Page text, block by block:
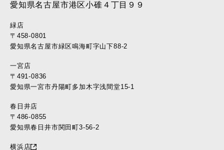
愛知県名古屋市港区小碓４丁目９９
緑店
〒458-0801
愛知県名古屋市緑区鳴海町字山下88-2
一宮店
〒491-0836
愛知県一宮市丹陽町多加木字浅間堂15-1
春日井店
〒486-0855
愛知県春日井市関田町3-56-2
横浜店